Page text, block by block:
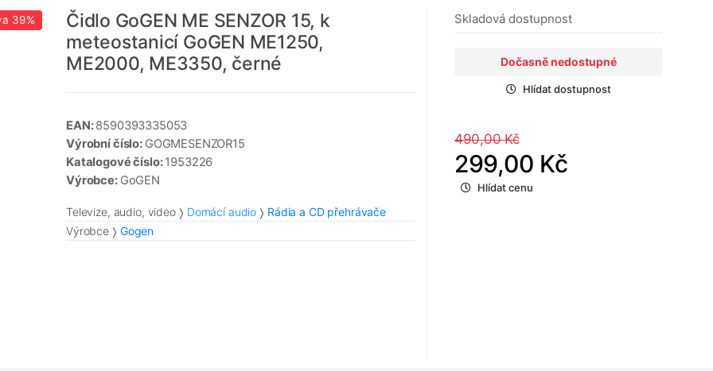
39%
Čidlo GoGEN ME SENZOR 15, k
meteostanicí GoGEN ME1250,
ME2000, ME3350, černé
EAN:8590393335053
Výrobní číslo: GOGMESENZOR15
Katalogové číslo:1953226
Výrobce: GoGEN
Televize, audio, video Domácí audio
Rádia a CD přehrávače
Výrobce
Gogen
Skladová dostupnost
Dočasně nedostupné
Hlídat dostupnost
490,00 Kč
299,00 Kč
Hlídat cenu